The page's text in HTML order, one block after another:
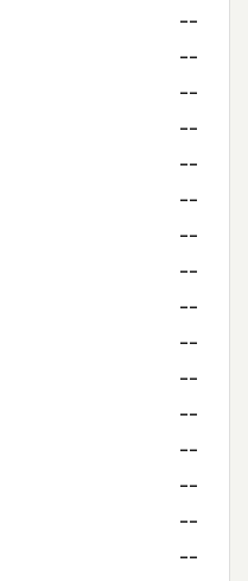
--
--
--
--
--
--
--
--
--
--
--
--
--
--
--
--